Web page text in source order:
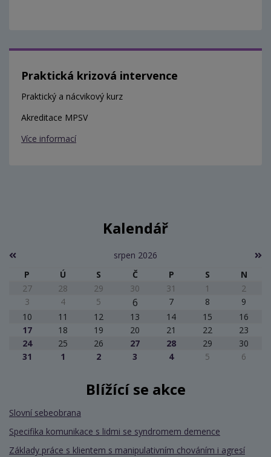
Praktická krizová intervence
Praktický a nácvikový kurz
Akreditace MPSV
Více informací
Kalendář
srpen 2026
P
Ú S Č P S
N
27
28 29 30 31 1
2
3
4 5 6 7 8
9
10
11 12 13 14 15
16
17
18 19 20 21 22
23
24
25 26 27 28 29
30
31
1 2 3 4 5 6
Blížící se akce
Slovní sebeobrana
Specifika komunikace s lidmi se syndromem demence
Základy práce s klientem s manipulativním chováním i agresí